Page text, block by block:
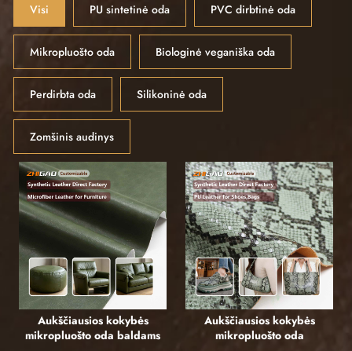
Visi PU sintetinė oda PVC dirbtinė oda
Mikropluošto oda Biologinė veganiška oda
Perdirbta oda Silikoninė oda
Zomšinis audinys
Aukščiausios kokybės
mikropluošto oda baldams
Aukščiausios kokybės
mikropluošto oda